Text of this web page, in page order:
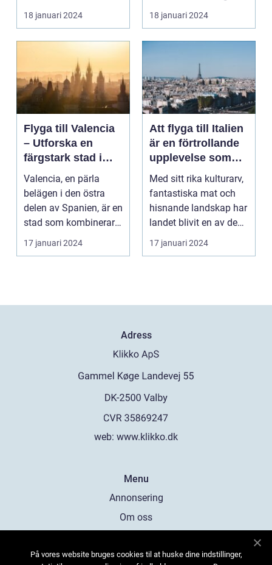
till Frankrike är...
18 januari 2024
på Gran Canaria...
18 januari 2024
Flyga till Valencia
– Utforska en
färgstark stad i
Spanien
Valencia, en pärla
belägen i den östra
delen av Spanien, är en
stad som kombinerar
kustens skönhet m...
17 januari 2024
Att flyga till Italien
är en förtrollande
upplevelse som
lockar besökare
från hela världen
Med sitt rika kulturarv,
fantastiska mat och
hisnande landskap har
landet blivit en av de
populärast...
17 januari 2024
Adress
web: www.klikko.dk
Menu
Annonsering
Om oss
Kontakta oss
På vores website bruges cookies til at huske dine indstillinger,